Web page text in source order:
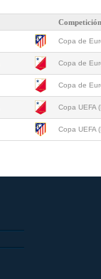
Competición
Copa de
Copa de
Copa de
Copa UEFA
Copa UEFA